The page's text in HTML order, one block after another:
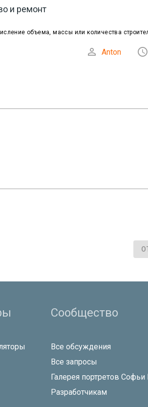
и ремонт
объема, массы или количества
 Anton 
Сообщество
Все обсуждения
Все запросы
Галерея портретов
Разработчикам